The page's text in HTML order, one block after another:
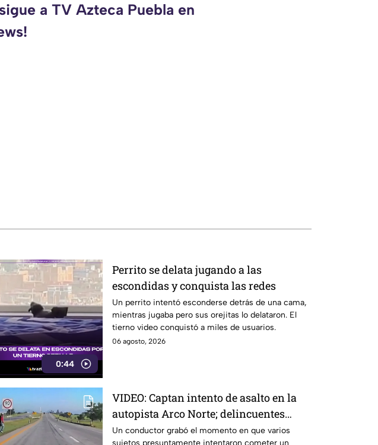
a TV Azteca Puebla en
0:44
Perrito se delata jugando a las
escondidas y conquista las redes
Un perrito intentó esconderse detrás de una cama,
mientras jugaba pero sus orejitas lo delataron. El
tierno video conquistó a miles de usuarios.
06 agosto, 2026
VIDEO: Captan intento de asalto en la
autopista Arco Norte; delincuentes
arrojaron piedras y llantas
Un conductor grabó el momento en que varios